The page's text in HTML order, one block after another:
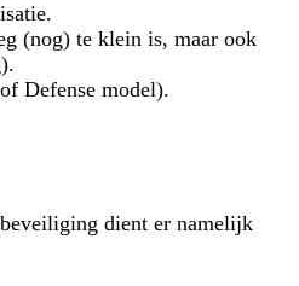
(nog) te klein is, maar ook
Defense model).
dient er namelijk